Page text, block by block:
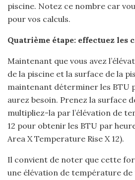
piscine. Notez ce nombre car
pour vos calculs.
Quatrième étape: effectuez les
Maintenant que vous avez
de la piscine et la surface de la
maintenant déterminer les BTU
aurez besoin. Prenez la surface
multipliez-la par l’élévation de
12 pour obtenir les BTU par
Area X Temperature Rise X 12).
Il convient de noter que cette
une élévation de température de